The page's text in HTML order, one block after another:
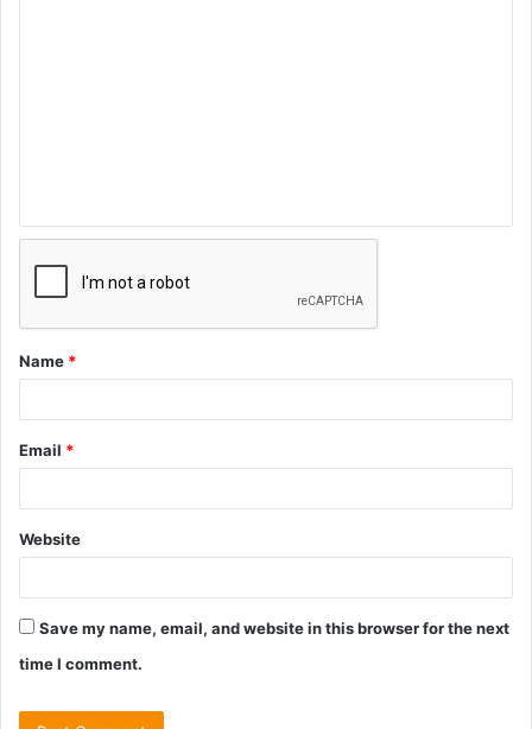
Name *
Email *
Website
Save my name, email, and website in this browser for the next
time I comment.